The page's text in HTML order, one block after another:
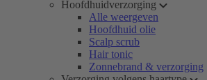
Hoofdhuidverzorging
Alle weergeven
Hoofdhuid olie
Scalp scrub
Hair tonic
Zonnebrand & verzorging